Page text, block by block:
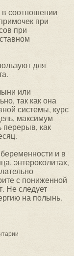
соотношении
при
при
для
или
так как она
системы, курс
максимум
перерыв, как
и в
энтероколитах,
с пониженной
Не следует
на полынь.